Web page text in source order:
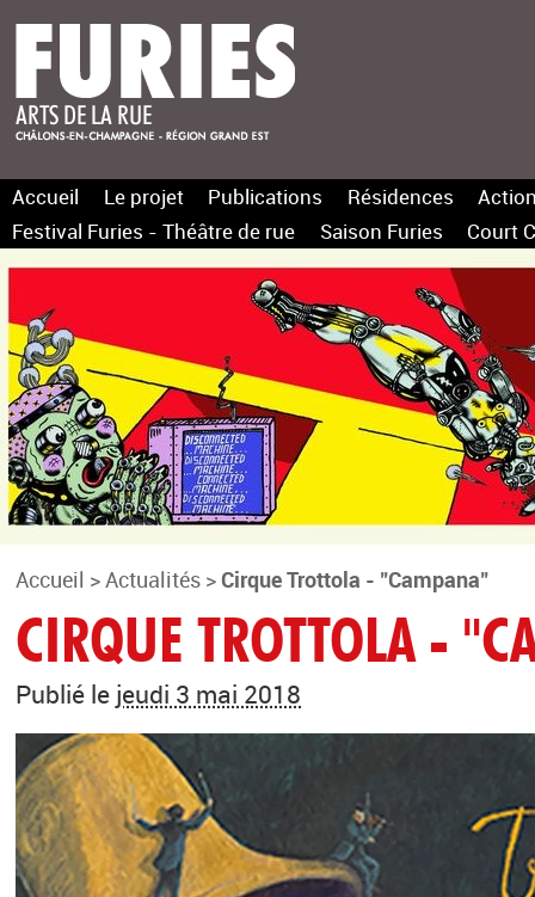
Accueil Le projet Publications Résidences
Festival Furies - Théâtre de rue
Saison Furies Court
Accueil > Actualités > Cirque Trottola - "Campana"
CIRQUE TROTTOLA -
Publié le jeudi 3 mai 2018